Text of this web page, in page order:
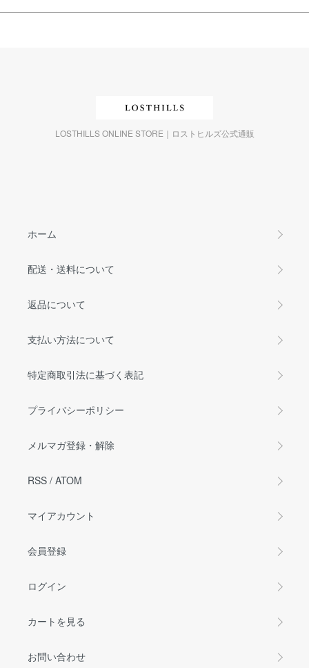
LOSTHILLS ONLINE STORE｜ロストヒルズ公式通販
ホーム
配送・送料について
返品について
支払い方法について
特定商取引法に基づく表記
プライバシーポリシー
メルマガ登録・解除
RSS / ATOM
マイアカウント
会員登録
ログイン
カートを見る
お問い合わせ